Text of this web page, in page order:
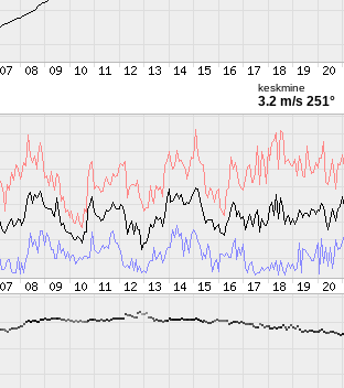
keskmine
3.2 m/s 251°